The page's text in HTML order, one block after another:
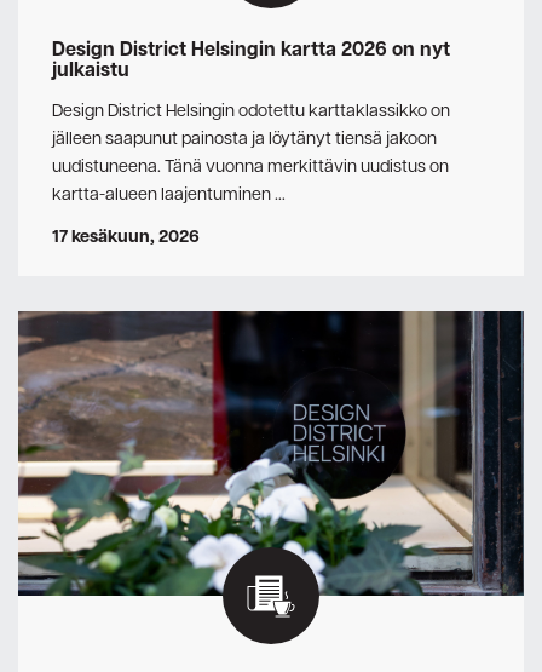
Design District Helsingin kartta 2026 on nyt
julkaistu
Design District Helsingin odotettu karttaklassikko on
jälleen saapunut painosta ja löytänyt tiensä jakoon
uudistuneena. Tänä vuonna merkittävin uudistus on
kartta-alueen laajentuminen …
17 kesäkuun, 2026